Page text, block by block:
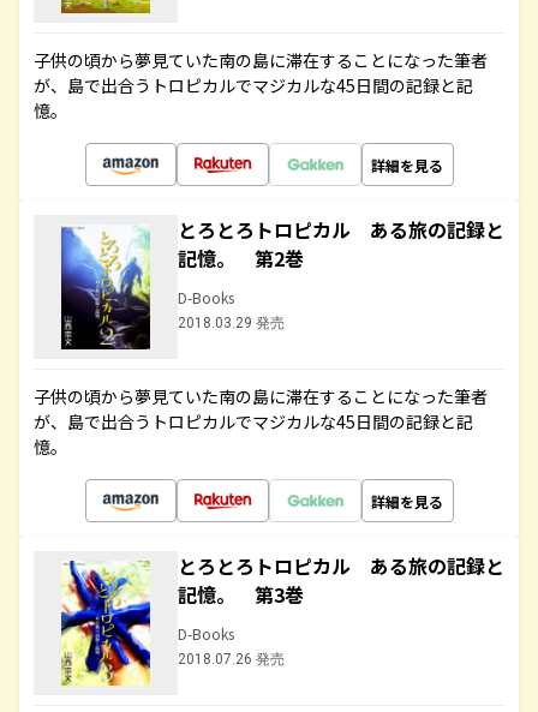
子供の頃から夢見ていた南の島に滞在することになった筆者
が、島で出合うトロピカルでマジカルな45日間の記録と記
憶。
詳細を見る
とろとろトロピカル ある旅の記録と
記憶。 第2巻
D-Books
2018.03.29 発売
子供の頃から夢見ていた南の島に滞在することになった筆者
が、島で出合うトロピカルでマジカルな45日間の記録と記
憶。
詳細を見る
とろとろトロピカル ある旅の記録と
記憶。 第3巻
D-Books
2018.07.26 発売